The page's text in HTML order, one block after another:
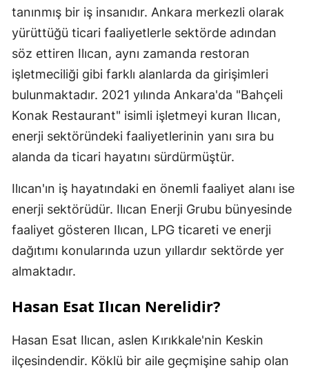
tanınmış bir iş insanıdır. Ankara merkezli olarak
yürüttüğü ticari faaliyetlerle sektörde adından
söz ettiren Ilıcan, aynı zamanda restoran
işletmeciliği gibi farklı alanlarda da girişimleri
bulunmaktadır. 2021 yılında Ankara'da "Bahçeli
Konak Restaurant" isimli işletmeyi kuran Ilıcan,
enerji sektöründeki faaliyetlerinin yanı sıra bu
alanda da ticari hayatını sürdürmüştür.
Ilıcan'ın iş hayatındaki en önemli faaliyet alanı ise
enerji sektörüdür. Ilıcan Enerji Grubu bünyesinde
faaliyet gösteren Ilıcan, LPG ticareti ve enerji
dağıtımı konularında uzun yıllardır sektörde yer
almaktadır.
Hasan Esat Ilıcan Nerelidir?
Hasan Esat Ilıcan, aslen Kırıkkale'nin Keskin
ilçesindendir. Köklü bir aile geçmişine sahip olan